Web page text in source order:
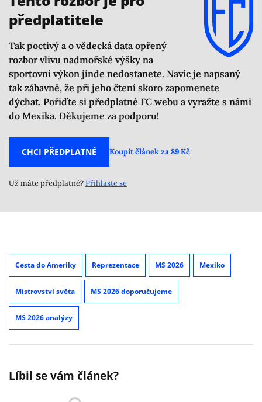
předplatitele
Tak poctivý a o vědecká data opřený
rozbor vlivu nadmořské výšky na
sportovní výkon jinde nedostanete. Navíc je napsaný
tak zábavně, že při jeho čtení skoro zapomenete
dýchat. Pořiďte si předplatné FC webu a vyražte s námi
do Mexika. Děkujeme za podporu!
CHCI PŘEDPLATNÉ Koupit článek za 89 Kč
Už máte předplatné?Přihlaste se
Cesta do Ameriky Reprezentace MS 2026 Mexiko
Mistrovství světa MS 2026 doporučujeme
MS 2026 analýzy
Líbil se vám článek?